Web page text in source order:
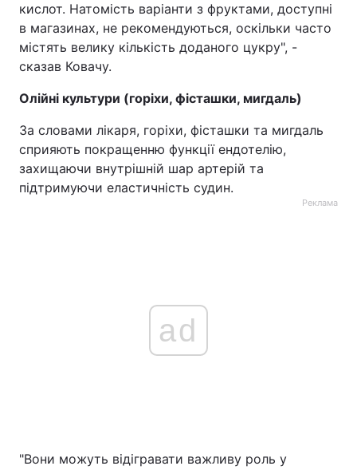
кислот. Натомість варіанти з фруктами, доступні
в магазинах, не рекомендуються, оскільки часто
містять велику кількість доданого цукру", -
сказав Ковачу.
Олійні культури (горіхи, фісташки, мигдаль)
За словами лікаря, горіхи, фісташки та мигдаль
сприяють покращенню функції ендотелію,
захищаючи внутрішній шар артерій та
підтримуючи еластичність судин.
Реклама
ad
"Вони можуть відігравати важливу роль у